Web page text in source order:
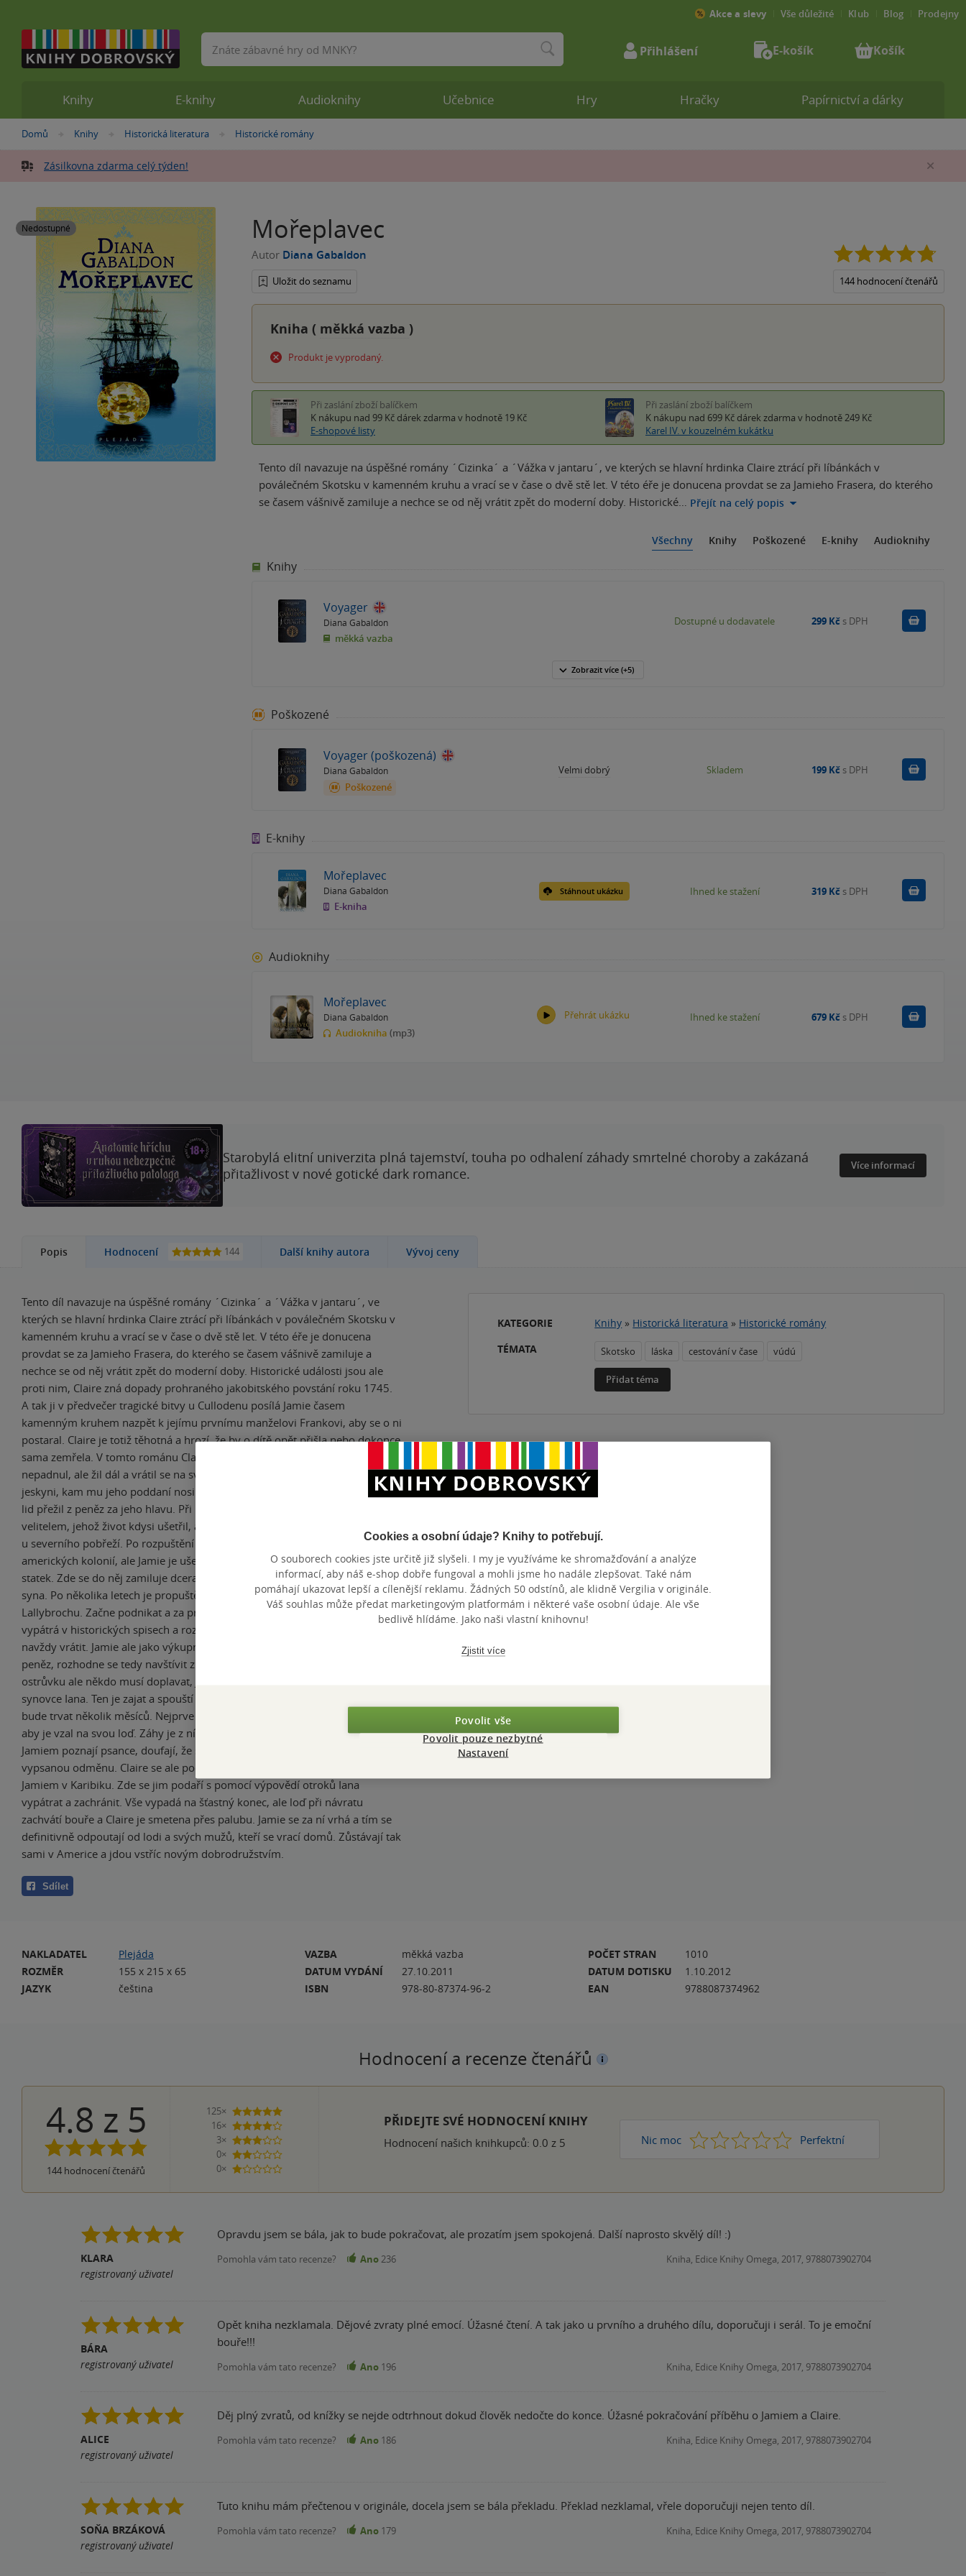
Nacházíte
zde:
Domů »
Knihy »Historická literatura »Historické romány
Zásilkovna zdarma celý týden!
Nedostupné Mořeplavec
Autor Diana Gabaldon
Uložit do seznamu
5
144 hodnocení čtenářů
Kniha ( měkká vazba )
Produkt je vyprodaný.
Při zaslání zboží balíčkem
K nákupu nad 99 Kč dárek zdarma v hodnotě 19 Kč
E-shopové listy
Při zaslání zboží balíčkem
K nákupu nad 699 Kč dárek zdarma v hodnotě 249 Kč
Karel IV. v kouzelném kukátku
Tento díl navazuje na úspěšné romány ´Cizinka´ a ´Vážka v jantaru´, ve kterých se hlavní hrdinka Claire ztrácí při líbánkách v
poválečném Skotsku v kamenném kruhu a vrací se v čase o dvě stě let. V této éře je donucena provdat se za Jamieho Frasera, do kterého
se časem vášnivě zamiluje a nechce se od něj vrátit zpět do moderní doby. Historické… Přejít na celý popis
Všechny Knihy Poškozené E-knihy Audioknihy
Knihy
Voyager
Diana Gabaldon
měkká vazba
Dostupné u dodavatele 299 Kč s DPH
Zobrazit více (+5)
Poškozené
Voyager (poškozená)
Diana Gabaldon
Poškozené
Velmi dobrý Skladem 199 Kč s DPH
E-knihy
Mořeplavec
Diana Gabaldon
E-kniha
Stáhnout ukázku Ihned ke stažení 319 Kč s DPH Koupit
Audioknihy
Mořeplavec
Diana Gabaldon
Audiokniha (mp3)
Přehrát ukázku Ihned ke stažení 679 Kč s DPH Koupit
Starobylá elitní univerzita plná tajemství, touha po odhalení záhady smrtelné choroby a zakázaná
přitažlivost v nové gotické dark romance.
Více informací
Popis Hodnocení 144 Další knihy autora Vývoj ceny
Tento díl navazuje na úspěšné romány ´Cizinka´ a ´Vážka v jantaru´, ve
kterých se hlavní hrdinka Claire ztrácí při líbánkách v poválečném Skotsku v
kamenném kruhu a vrací se v čase o dvě stě let. V této éře je donucena
provdat se za Jamieho Frasera, do kterého se časem vášnivě zamiluje a
nechce se od něj vrátit zpět do moderní doby. Historické události jsou ale
proti nim, Claire zná dopady prohraného jakobitského povstání roku 1745.
A tak ji v předvečer tragické bitvy u Cullodenu posílá Jamie časem
kamenným kruhem nazpět k jejímu prvnímu manželovi Frankovi, aby se o ni
postaral. Claire je totiž těhotná a hrozí, že by o dítě opět přišla nebo dokonce
sama zemřela. V tomto románu Claire zjišťuje, že Jamie u Cullodenu
nepadnul, ale žil dál a vrátil se na své panství. Zde se několik let skrýval v
jeskyni, kam mu jeho poddaní nosili jídlo, než se vydal Angličanům, aby jeho
lid přežil z peněz za jeho hlavu. Při pobytu ve věznici se spřátelí s jejím
velitelem, jehož život kdysi ušetřil, a zároveň objevuje tajemný zlatý poklad
u severního pobřeží. Po rozpuštění věznice jsou vězni převeleni do
amerických kolonií, ale Jamie je ušetřen a poslán jako sluha na anglický
statek. Zde se do něj zamiluje dcera pánů a on s ní zplodí nemanželského
syna. Po několika letech je propuštěn a vrací se na rodné panství do
Lallybrochu. Začne podnikat a za prací jezdí do Edinburgu, kde ho Claire
vypátrá v historických spisech a rozhodne se k Jamiemu přes kameny
navždy vrátit. Jamie ale jako výkupné z jiného svazku potřebuje velký obnos
peněz, rozhodne se tedy navštívit zlatý poklad a část jmění si odnést. K
ostrůvku ale někdo musí doplavat, Jamie je raněn, požádá tedy svého
synovce Iana. Ten je zajat a spouští se velká námořní záchranná akce, která
bude trvat několik měsíců. Nejprve požádají příbuzného Jareda ve Francii,
aby je vzal na svou loď. Záhy je z ní Claire unesena Angličany, protože v
Jamiem poznají psance, doufají, že se za Claire vydá a oni za něj dostanou
vypsanou odměnu. Claire se ale podaří z lodi prchnout a setkává se s
Jamiem v Karibiku. Zde se jim podaří s pomocí výpovědí otroků Iana
vypátrat a zachránit. Vše vypadá na šťastný konec, ale loď při návratu
zachvátí bouře a Claire je smetena přes palubu. Jamie se za ní vrhá a tím se
definitivně odpoutají od lodi a svých mužů, kteří se vrací domů. Zůstávají tak
sami v Americe a jdou vstříc novým dobrodružstvím.
Sdílet
KATEGORIE Knihy » Historická literatura » Historické romány
TÉMATA
Skotsko láska cestování v čase vúdú
Přidat téma
NAKLADATEL
Plejáda
ROZMĚR
155 x 215 x 65
JAZYK
čeština
VAZBA
měkká vazba
DATUM VYDÁNÍ
27.10.2011
ISBN
978-80-87374-96-2
POČET STRAN
1010
DATUM DOTISKU
1.10.2012
EAN
9788087374962
Hodnocení a recenze čtenářů
4.8 z 5
144 hodnocení čtenářů
125×
5 hvězdiček
16×
4 hvězdičky
3×
3 hvězdičky
0×
2 hvězdičky
0×
1 hvezdička
PŘIDEJTE SVÉ HODNOCENÍ KNIHY
Hodnocení našich knihkupců: 0.0 z 5 Nic moc 1 2 3 4 Perfektní
5
KLARA
registrovaný uživatel
Opravdu jsem se bála, jak to bude pokračovat, ale prozatím jsem spokojená. Další naprosto skvělý díl! :)
Pomohla vám tato recenze? Ano236 Kniha, Edice Knihy Omega, 2017, 9788073902704
BÁRA
registrovaný uživatel
Opět kniha nezklamala. Dějové zvraty plné emocí. Úžasné čtení. A tak jako u prvního a druhého dílu, doporučuji i serál. To je emoční
bouře!!!
Pomohla vám tato recenze? Ano 196 Kniha, Edice Knihy Omega, 2017, 9788073902704
ALICE
registrovaný uživatel
Děj plný zvratů, od knížky se nejde odtrhnout dokud člověk nedočte do konce. Úžasné pokračování příběhu o Jamiem a Claire.
Pomohla vám tato recenze? Ano 186 Kniha, Edice Knihy Omega, 2017, 9788073902704
SOŇA BRZÁKOVÁ
registrovaný uživatel
Tuto knihu mám přečtenou v originále, docela jsem se bála překladu. Překlad nezklamal, vřele doporučuji nejen tento díl.
Pomohla vám tato recenze? Ano 179 Kniha, Edice Knihy Omega, 2017, 9788073902704
Knihy E-knihy Audioknihy Učebnice Hry Hračky Papírnictví a dárky
Akce a slevy Vše důležité Klub Blog Prodejny
Vyhledávání Přihlášení E-košík Košík
Cookies a osobní údaje? Knihy to potřebují.
O souborech cookies jste určitě již slyšeli. I my je využíváme ke shromažďování a analýze
informací, aby náš e-shop dobře fungoval a mohli jsme ho nadále zlepšovat. Také nám
pomáhají ukazovat lepší a cílenější reklamu. Žádných 50 odstínů, ale klidně Vergilia v originále.
Váš souhlas může předat marketingovým platformám i některé vaše osobní údaje. Ale vše
bedlivě hlídáme. Jako naši vlastní knihovnu!
Zjistit více
Povolit vše
Povolit pouze nezbytné
Nastavení